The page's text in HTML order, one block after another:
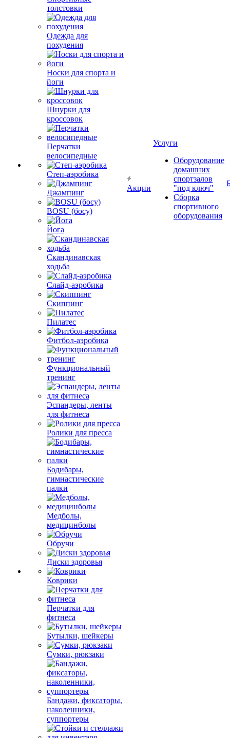
толстовки
Одежда для
похудения
Носки для спорта и
йоги
Шнурки для
кроссовок
Перчатки
велосипедные
Степ-аэробика
Джампинг
BOSU (босу)
Йога
Скандинавская
ходьба
Слайд-аэробика
Скиппинг
Пилатес
Фитбол-аэробика
Функциональный
тренинг
Эспандеры, ленты
для фитнеса
Ролики для пресса
Бодибары,
гимнастические
палки
Медболы,
медицинболы
Обручи
Диски здоровья
Коврики
Перчатки для
фитнеса
Бутылки, шейкеры
Сумки, рюкзаки
Бандажи, фиксаторы,
наколенники,
суппортеры
Акции
Услуги
Оборудование
домашних
спортзалов
"под ключ"
Сборка
спортивного
оборудования